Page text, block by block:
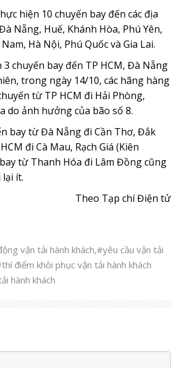
hiện 10 chuyến bay đến các địa
Nẵng, Huế, Khánh Hòa, Phú Yên,
Hà Nội, Phú Quốc và Gia Lai.
chuyến bay đến TP HCM, Đà Nẵng
trong ngày 14/10, các hãng hàng
từ TP HCM đi Hải Phòng,
do ảnh hưởng của bão số 8.
bay từ Đà Nẵng đi Cần Thơ, Đắk
đi Cà Mau, Rạch Giá (Kiên
từ Thanh Hóa đi Lâm Đồng cũng
ít.
Theo Tạp chí Điện tử
vận tải hành khách,#yêu cầu vận tải
điểm khôi phục vận tải hành khách
hành khách